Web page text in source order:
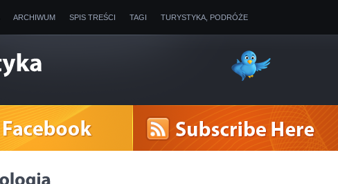
ARCHIWUM SPIS TREŚCI TAGI TURYSTYKA, PODRÓŻE